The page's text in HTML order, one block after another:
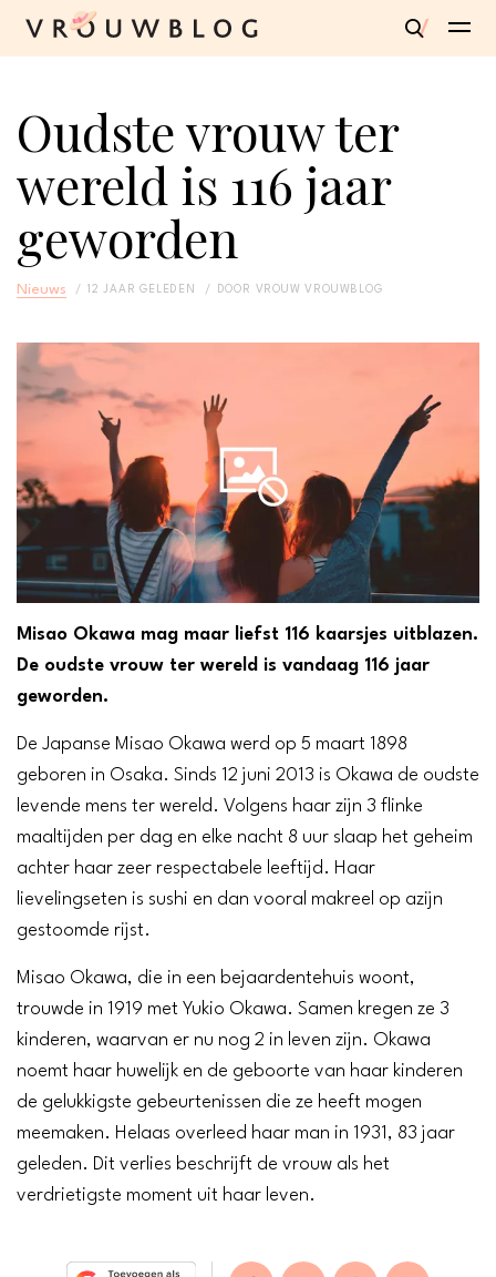
Oudste vrouw ter
wereld is 116 jaar
geworden
Nieuws 12 JAAR GELEDEN DOOR VROUW VROUWBLOG
Misao Okawa mag maar liefst 116 kaarsjes uitblazen.
De oudste vrouw ter wereld is vandaag 116 jaar
geworden.
De Japanse Misao Okawa werd op 5 maart 1898
geboren in Osaka. Sinds 12 juni 2013 is Okawa de oudste
levende mens ter wereld. Volgens haar zijn 3 flinke
maaltijden per dag en elke nacht 8 uur slaap het geheim
achter haar zeer respectabele leeftijd. Haar
lievelingseten is sushi en dan vooral makreel op azijn
gestoomde rijst.
Misao Okawa, die in een bejaardentehuis woont,
trouwde in 1919 met Yukio Okawa. Samen kregen ze 3
kinderen, waarvan er nu nog 2 in leven zijn. Okawa
noemt haar huwelijk en de geboorte van haar kinderen
de gelukkigste gebeurtenissen die ze heeft mogen
meemaken. Helaas overleed haar man in 1931, 83 jaar
geleden. Dit verlies beschrijft de vrouw als het
verdrietigste moment uit haar leven.